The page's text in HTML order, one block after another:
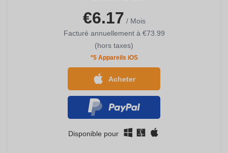
€6.17 / Mois
Facturé annuellement à €73.99
(hors taxes)
*5 Appareils iOS
Acheter
Disponible pour